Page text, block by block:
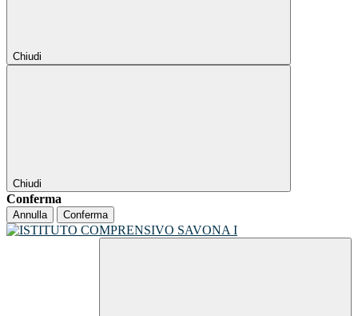
Chiudi
Chiudi
Conferma
Annulla Conferma